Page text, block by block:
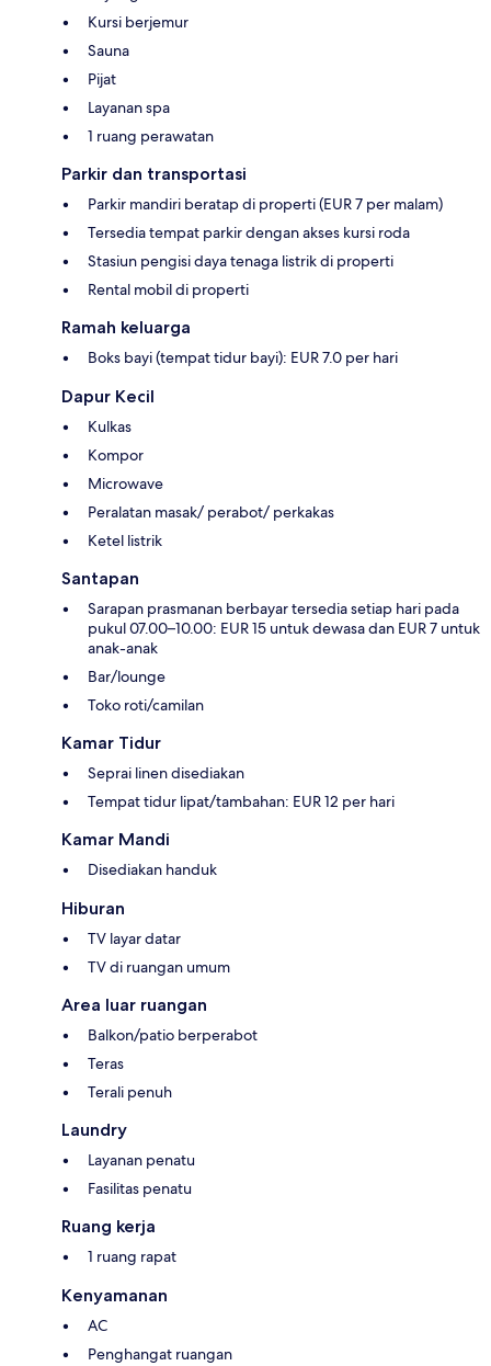
Kursi berjemur
Sauna
Pijat
Layanan spa
1 ruang perawatan
Parkir dan transportasi
Parkir mandiri beratap di properti (EUR 7 per malam)
Tersedia tempat parkir dengan akses kursi roda
Stasiun pengisi daya tenaga listrik di properti
Rental mobil di properti
Ramah keluarga
Boks bayi (tempat tidur bayi): EUR 7.0 per hari
Dapur Kecil
Kulkas
Kompor
Microwave
Peralatan masak/ perabot/ perkakas
Ketel listrik
Santapan
Sarapan prasmanan berbayar tersedia setiap hari pada
pukul 07.00–10.00: EUR 15 untuk dewasa dan EUR 7 untuk
anak-anak
Bar/lounge
Toko roti/camilan
Kamar Tidur
Seprai linen disediakan
Tempat tidur lipat/tambahan: EUR 12 per hari
Kamar Mandi
Disediakan handuk
Hiburan
TV layar datar
TV di ruangan umum
Area luar ruangan
Balkon/patio berperabot
Teras
Terali penuh
Laundry
Layanan penatu
Fasilitas penatu
Ruang kerja
1 ruang rapat
Kenyamanan
AC
Penghangat ruangan